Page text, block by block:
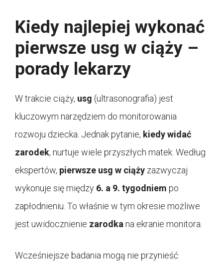
Kiedy najlepiej wykonać
pierwsze usg w ciąży –
porady lekarzy
W trakcie ciąży, usg (ultrasonografia) jest
kluczowym narzędziem do monitorowania
rozwoju dziecka. Jednak pytanie, kiedy widać
zarodek, nurtuje wiele przyszłych matek. Według
ekspertów, pierwsze usg w ciąży zazwyczaj
wykonuje się między 6. a 9. tygodniem po
zapłodnieniu. To właśnie w tym okresie możliwe
jest uwidocznienie zarodka na ekranie monitora.
Wcześniejsze badania mogą nie przynieść